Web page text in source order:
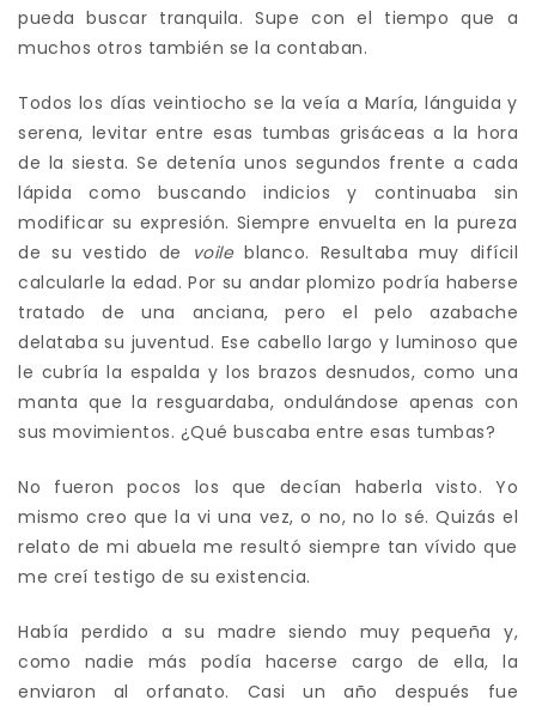
pueda buscar tranquila. Supe con el tiempo que a
muchos otros también se la contaban.
Todos los días veintiocho se la veía a María, lánguida y
serena, levitar entre esas tumbas grisáceas a la hora
de la siesta. Se detenía unos segundos frente a cada
lápida como buscando indicios y continuaba sin
modificar su expresión. Siempre envuelta en la pureza
de su vestido de
voileblanco. Resultaba muy difícil
calcularle la edad. Por su andar plomizo podría haberse
tratado de una anciana, pero el pelo azabache
delataba su juventud. Ese cabello largo y luminoso que
le cubría la espalda y los brazos desnudos, como una
manta que la resguardaba, ondulándose apenas con
sus movimientos. ¿Qué buscaba entre esas tumbas?
No fueron pocos los que decían haberla visto. Yo
mismo creo que la vi una vez, o no, no lo sé. Quizás el
relato de mi abuela me resultó siempre tan vívido que
me creí testigo de su existencia.
Había perdido a su madre siendo muy pequeña y,
como nadie más podía hacerse cargo de ella, la
enviaron al orfanato. Casi un año después fue